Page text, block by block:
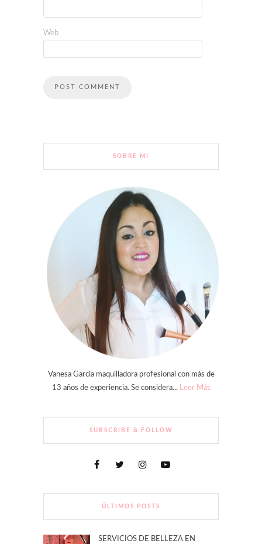
Web
SOBRE MI
Vanesa Garcia maquilladora profesional con más de
13 años de experiencia. Se considera... Leer Más
SUBSCRIBE & FOLLOW
ÚLTIMOS POSTS
SERVICIOS DE BELLEZA EN